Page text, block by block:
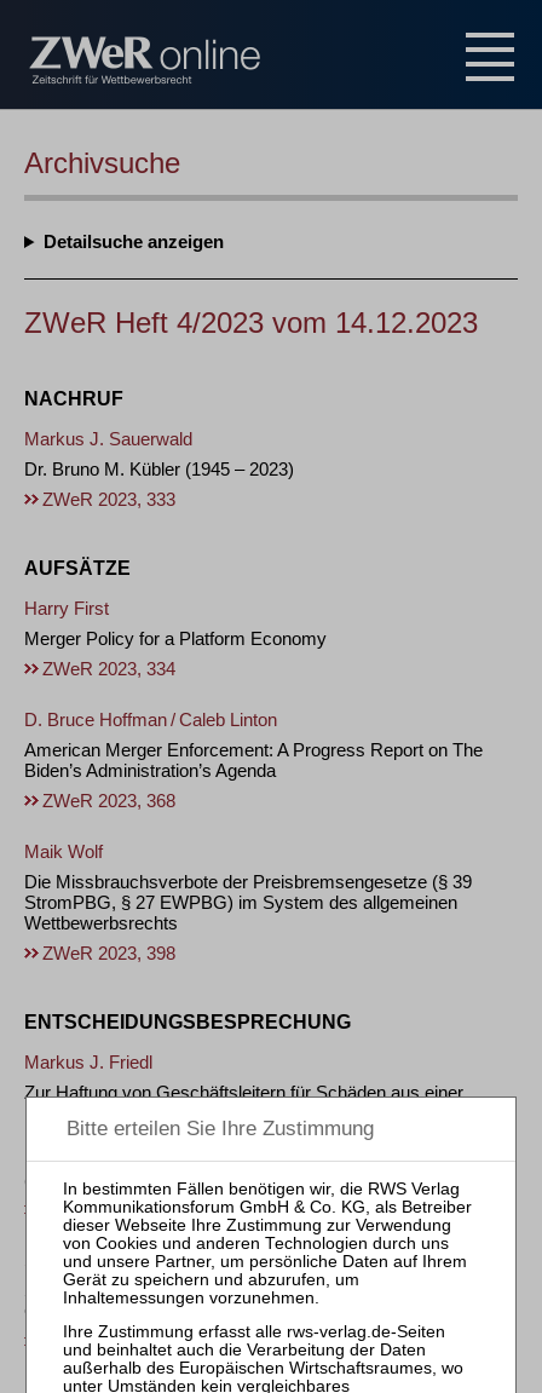
Archivsuche
Detailsuche
ZWeR Heft 4/2023 vom 14.12.2023
NACHRUF
Markus J. Sauerwald
Dr. Bruno M. Kübler (1945 – 2023)
ZWeR 2023, 333
AUFSÄTZE
Harry First
Merger Policy for a Platform Economy
ZWeR 2023, 334
D. Bruce Hoffman/Caleb Linton
American Merger Enforcement: A Progress Report on The
Biden’s Administration’s Agenda
ZWeR 2023, 368
Maik Wolf
Die Missbrauchsverbote der Preisbremsengesetze (§ 39
StromPBG, § 27 EWPBG) im System des allgemeinen
Wettbewerbsrechts
ZWeR 2023, 398
ENTSCHEIDUNGSBESPRECHUNG
Markus J. Friedl
Zur Haftung von Geschäftsleitern für Schäden aus einer
Unternehmensgeldbußen
Besprechung von OLG Düsseldorf, Urt. v. 27. 7. 2023 – 6 U 1/22
(Kart)
ZWeR 2023, 428
Stefan Thomas
Structure and Enforcement of the SIEC Test – Analyzing the
CK Telecoms Judgment of the Court of Justice
ZWeR 2023, 446